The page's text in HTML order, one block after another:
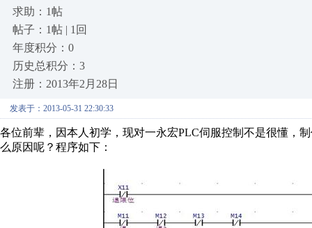
求助：1帖
帖子：1帖 | 1回
年度积分：0
历史总积分：3
注册：2013年2月28日
发表于：2013-05-31 22:30:33
各位前辈，因本人初学，现对一永宏PLC伺服控制不是很懂，
么原因呢？程序如下：